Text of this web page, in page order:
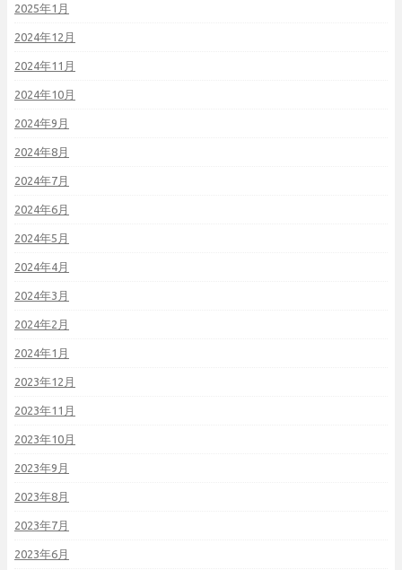
2025年1月
2024年12月
2024年11月
2024年10月
2024年9月
2024年8月
2024年7月
2024年6月
2024年5月
2024年4月
2024年3月
2024年2月
2024年1月
2023年12月
2023年11月
2023年10月
2023年9月
2023年8月
2023年7月
2023年6月